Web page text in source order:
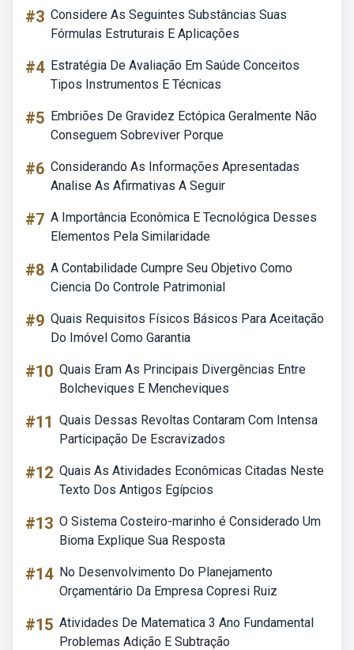
#3 Considere As Seguintes Substâncias Suas
Fórmulas Estruturais E Aplicações
#4 Estratégia De Avaliação Em Saúde Conceitos
Tipos Instrumentos E Técnicas
#5 Embriões De Gravidez Ectópica Geralmente Não
Conseguem Sobreviver Porque
#6 Considerando As Informações Apresentadas
Analise As Afirmativas A Seguir
#7 A Importância Econômica E Tecnológica Desses
Elementos Pela Similaridade
#8 A Contabilidade Cumpre Seu Objetivo Como
Ciencia Do Controle Patrimonial
#9 Quais Requisitos Físicos Básicos Para Aceitação
Do Imóvel Como Garantia
#10 Quais Eram As Principais Divergências Entre
Bolcheviques E Mencheviques
#11 Quais Dessas Revoltas Contaram Com Intensa
Participação De Escravizados
#12 Quais As Atividades Econômicas Citadas Neste
Texto Dos Antigos Egípcios
#13 O Sistema Costeiro-marinho é Considerado Um
Bioma Explique Sua Resposta
#14 No Desenvolvimento Do Planejamento
Orçamentário Da Empresa Copresi Ruiz
#15 Atividades De Matematica 3 Ano Fundamental
Problemas Adição E Subtração